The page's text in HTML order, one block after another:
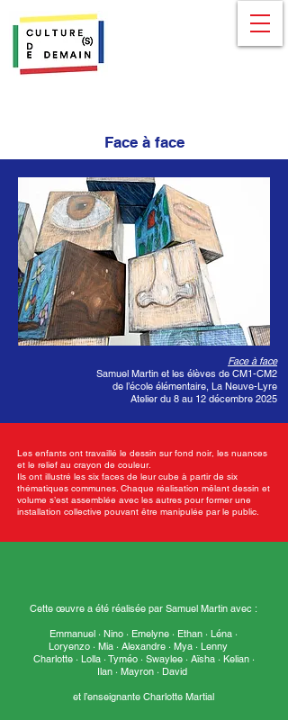
Face à face
Face à face
Samuel Martin et les élèves de CM1-CM2
de l’école élémentaire, La Neuve-Lyre
Atelier du 8 au 12 décembre 2025
Les enfants ont travaillé le dessin sur fond noir, les nuances
et le relief au crayon de couleur.
Ils ont illustré les six faces de leur cube à partir de six
thématiques communes. Chaque réalisation mêlant dessin et
volume s’est assemblée avec les autres pour former une
installation collective pouvant être manipulée par le public.
Cette œuvre a été réalisée par Samuel Martin avec :
Emmanuel · Nino · Emelyne · Ethan · Léna ·
Loryenzo · Mia · Alexandre · Mya · Lenny
Charlotte · Lolla · Tyméo · Swaylee · Aïsha · Kelian ·
Ilan · Mayron · David
et l’enseignante Charlotte Martial